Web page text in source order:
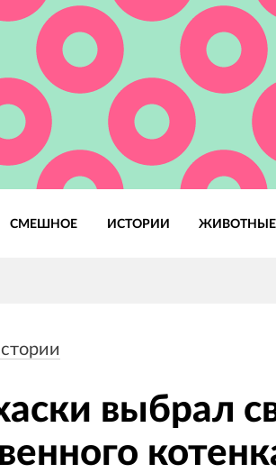
СМЕШНОЕ ИСТОРИИ ЖИВОТНЫЕ
выбрал